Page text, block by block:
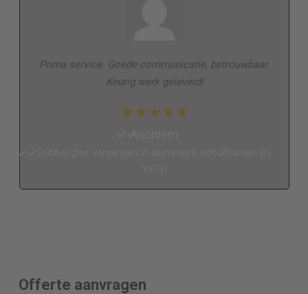
Prima service. Goede communicatie, betrouwbaar.
Keurig werk geleverd!
Offerte aanvragen